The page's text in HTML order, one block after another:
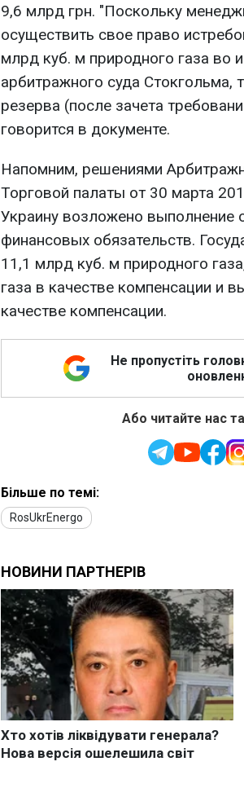
9,6 млрд грн. "Поскольку
осуществить свое право
млрд куб. м природного газа во
арбитражного суда Стокгольма,
резерва (после зачета
говорится в документе.
Напомним, решениями
Торговой палаты от 30 марта
Украину возложено выполнение
финансовых обязательств.
11,1 млрд куб. м природного
газа в качестве компенсации и
качестве компенсации.
Не пропустіть
Або читайте нас
Більше по темі:
RosUkrEnergo